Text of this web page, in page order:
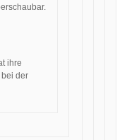
ihre
bei der